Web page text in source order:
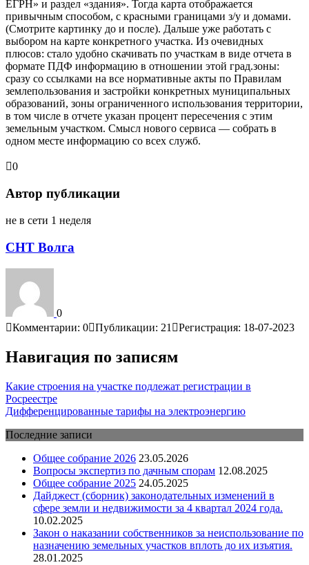
ЕГРН» и раздел «здания». Тогда карта отображается
привычным способом, с красными границами з/у и домами.
(Смотрите картинку до и после). Дальше уже работать с
выбором на карте конкретного участка. Из очевидных
плюсов: стало удобно скачивать по участкам в виде отчета в
формате ПДФ информацию в отношении этой град.зоны:
сразу со ссылками на все нормативные акты по Правилам
землепользования и застройки конкретных муниципальных
образований, зоны ограниченного использования территории,
в том числе в отчете указан процент пересечения с этим
земельным участком. Смысл нового сервиса — собрать в
одном месте информацию со всех служб.
0
Автор публикации
не в сети 1 неделя
СНТ Волга
0
Комментарии: 0 Публикации: 21 Регистрация: 18-07-2023
Навигация по записям
Какие строения на участке подлежат регистрации в
Росреестре
Дифференцированные тарифы на электроэнергию
Последние записи
Общее собрание 2026 23.05.2026
Вопросы экспертиз по дачным спорам 12.08.2025
Общее собрание 2025 24.05.2025
Дайджест (сборник) законодательных изменений в
сфере земли и недвижимости за 4 квартал 2024 года.
10.02.2025
Закон о наказании собственников за неиспользование по
назначению земельных участков вплоть до их изъятия.
28.01.2025